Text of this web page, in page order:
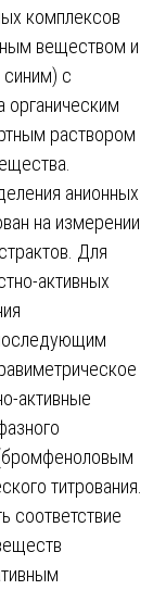
комплексов
веществом и
с
раствором
анионных
на измерении
Для
активных
активные
титрования.
соответствие